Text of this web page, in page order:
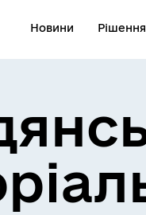
Новини Рішення